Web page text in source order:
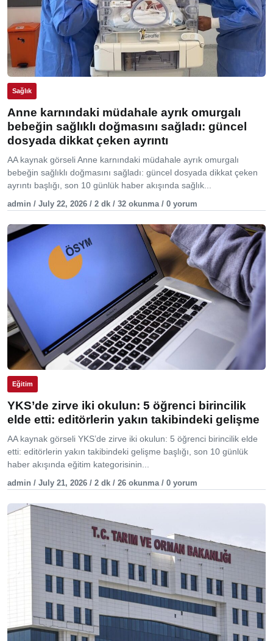
Sağlık
Anne karnındaki müdahale ayrık omurgalı
bebeğin sağlıklı doğmasını sağladı: güncel
dosyada dikkat çeken ayrıntı
AA kaynak görseli Anne karnındaki müdahale ayrık omurgalı
bebeğin sağlıklı doğmasını sağladı: güncel dosyada dikkat çeken
ayrıntı başlığı, son 10 günlük haber akışında sağlık...
admin / July 22, 2026 / 2 dk / 32 okunma / 0 yorum
Eğitim
YKS’de zirve iki okulun: 5 öğrenci birincilik
elde etti: editörlerin yakın takibindeki gelişme
AA kaynak görseli YKS’de zirve iki okulun: 5 öğrenci birincilik elde
etti: editörlerin yakın takibindeki gelişme başlığı, son 10 günlük
haber akışında eğitim kategorisinin...
admin / July 21, 2026 / 2 dk / 26 okunma / 0 yorum